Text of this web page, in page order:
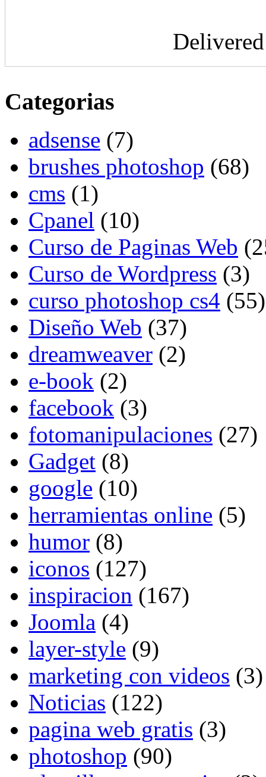
Categorias
adsense (7)
brushes photoshop (68)
cms (1)
Cpanel (10)
Curso de Paginas Web
Curso de Wordpress (3)
curso photoshop cs4 (55)
Diseño Web (37)
dreamweaver (2)
e-book (2)
facebook (3)
fotomanipulaciones (27)
Gadget (8)
google (10)
herramientas online (5)
humor (8)
iconos (127)
inspiracion (167)
Joomla (4)
layer-style (9)
marketing con videos (3)
Noticias (122)
pagina web gratis (3)
photoshop (90)